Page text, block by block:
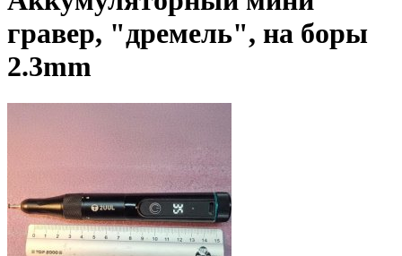
гравер, "дремель", на боры
2.3mm